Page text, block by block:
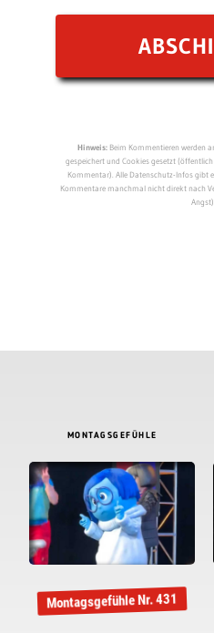
Hinweis:Beim Kommentieren werden
gespeichert und Cookies gesetzt
Kommentar). Alle Datenschutz-Infos gibt
Kommentare manchmal nicht direkt nach
Angst).
MONTAGSGEFÜHLE
Montagsgefühle Nr. 431